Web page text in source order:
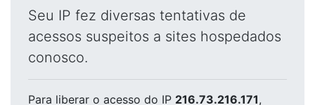
Seu IP fez diversas tentativas de
acessos suspeitos a sites hospedados
conosco.
Para liberar o acesso do IP 216.73.216.171,